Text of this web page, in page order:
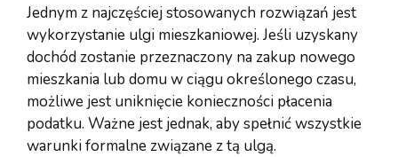
Jednym z najczęściej stosowanych rozwiązań jest
wykorzystanie ulgi mieszkaniowej. Jeśli uzyskany
dochód zostanie przeznaczony na zakup nowego
mieszkania lub domu w ciągu określonego czasu,
możliwe jest uniknięcie konieczności płacenia
podatku. Ważne jest jednak, aby spełnić wszystkie
warunki formalne związane z tą ulgą.